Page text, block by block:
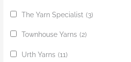
The Yarn Specialist (3)
Townhouse Yarns (2)
Urth Yarns (11)